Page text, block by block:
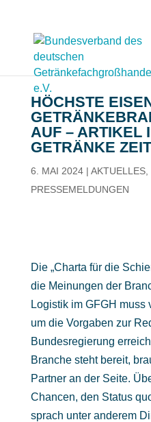
HÖCHSTE
AUF – ARTIKEL
GETRÄNKE
6. MAI 2024| AKTUELLES,
PRESSEMELDUNGEN
Die „Charta für die
die Meinungen der
Logistik im GFGH muss
um die Vorgaben zur
Bundesregierung
Branche steht bereit,
Partner an der Seite.
Chancen, den Status
sprach unter anderem